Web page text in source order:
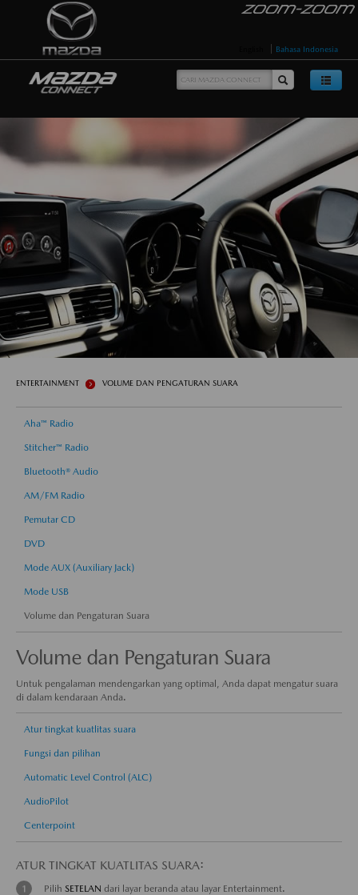
Bahasa Indonesia
ENTERTAINMENT VOLUME DAN PENGATURAN SUARA
Aha™ Radio
Stitcher™ Radio
Bluetooth® Audio
AM/FM Radio
Pemutar CD
DVD
Mode AUX (Auxiliary Jack)
Mode USB
Volume dan Pengaturan Suara
Volume dan Pengaturan Suara
Untuk pengalaman mendengarkan yang optimal, Anda dapat mengatur suara
di dalam kendaraan Anda.
Atur tingkat kuatlitas suara
Fungsi dan pilihan
Automatic Level Control (ALC)
AudioPilot
Centerpoint
ATUR TINGKAT KUATLITAS SUARA:
Pilih SETELAN dari layar beranda atau layar Entertainment.